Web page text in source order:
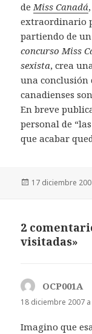
deMiss Canadá
extraordinario
partiendo de
concurso Miss
sexista, crea
una conclusión
canadienses
En breve
personal de
que acabar
Publicado
17 diciembre
2
visitadas»
OCP001A
18 diciembre 2007
Imagino que